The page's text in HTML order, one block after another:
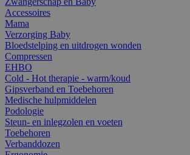
Accessoires
Mama
Verzorging Baby
Bloedstelping en uitdrogen wonden
Compressen
EHBO
Cold - Hot therapie - warm/koud
Gipsverband en Toebehoren
Medische hulpmiddelen
Podologie
Steun- en inlegzolen en voeten
Toebehoren
Verbanddozen